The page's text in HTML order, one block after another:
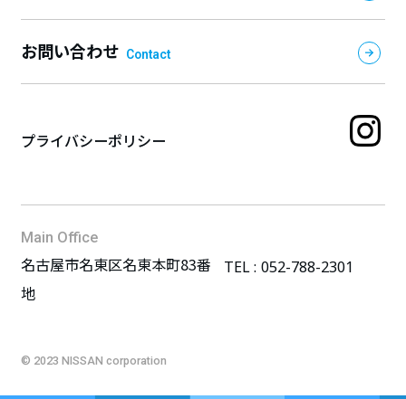
お問い合わせ Contact
プライバシーポリシー
Main Office
名古屋市名東区名東本町83番
地
TEL : 052-788-2301
© 2023 NISSAN corporation